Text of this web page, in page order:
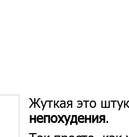
Жуткая это
непохудения.